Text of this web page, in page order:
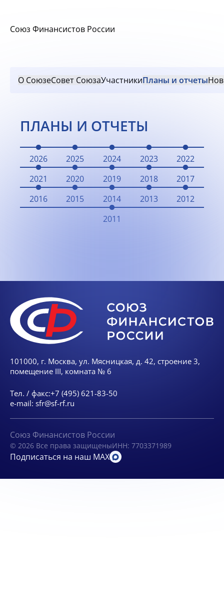
Союз Финансистов России
О СоюзеСовет СоюзаУчастникиПланы и отчеты
ПЛАНЫ И ОТЧЕТЫ
2026 2025 2024 2023
2022
2021
2020 2019 2018
2017
2016
2015 2014 2013
2012
2011
101000, г. Москва, ул. Мясницкая, д. 42, строение 3,
помещение III, комната № 6
Тел. / факс:+7 (495) 621-83-50
e-mail: sfr@sf-rf.ru
Союз Финансистов России
© 2026 Все права защищеныИНН: 7703371989
Подписаться на наш MAX